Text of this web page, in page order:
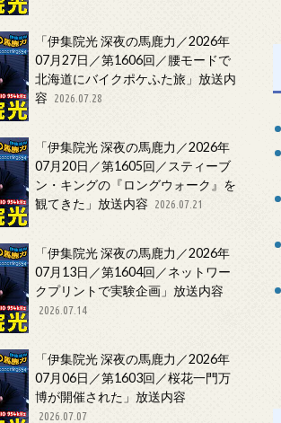
「伊集院光 深夜の馬鹿力／2026年
07月27日／第1606回／腰モードで
北海道にバイクポケふた旅」放送内
容
2026.07.28
「伊集院光 深夜の馬鹿力／2026年
07月20日／第1605回／スティーブ
ン・キングの『ロングウォーク』を
観てきた」放送内容
2026.07.21
「伊集院光 深夜の馬鹿力／2026年
07月13日／第1604回／ネットワー
クプリントで実験企画」放送内容
2026.07.14
「伊集院光 深夜の馬鹿力／2026年
07月06日／第1603回／桜花一門万
博が開催された」放送内容
2026.07.07